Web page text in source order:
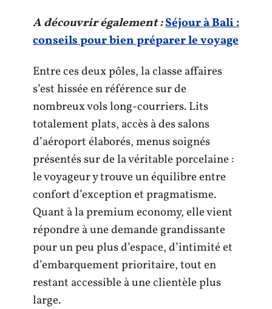
A découvrir également :Séjour à Bali :
conseils pour bien préparer le voyage
Entre ces deux pôles, la classe affaires
s’est hissée en référence sur de
nombreux vols long-courriers. Lits
totalement plats, accès à des salons
d’aéroport élaborés, menus soignés
présentés sur de la véritable porcelaine :
le voyageur y trouve un équilibre entre
confort d’exception et pragmatisme.
Quant à la premium economy, elle vient
répondre à une demande grandissante
pour un peu plus d’espace, d’intimité et
d’embarquement prioritaire, tout en
restant accessible à une clientèle plus
large.